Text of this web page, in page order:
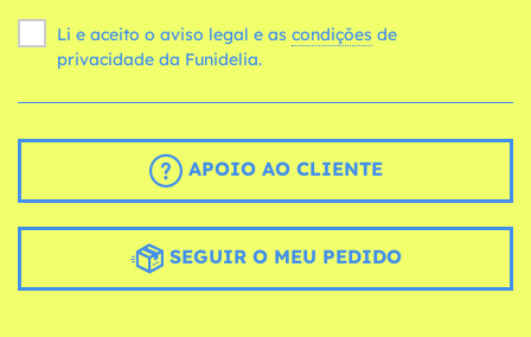
Li e aceito o aviso legal e as condições
privacidade da Funidelia.
APOIO AO CLIENTE
SEGUIR O MEU PEDIDO